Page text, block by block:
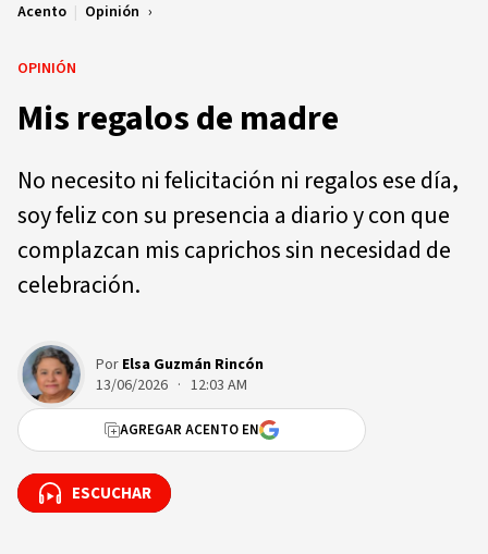
Acento | Opinión
OPINIÓN
Mis regalos de madre
No necesito ni felicitación ni regalos ese día,
soy feliz con su presencia a diario y con que
complazcan mis caprichos sin necesidad de
celebración.
Por Elsa Guzmán Rincón
13/06/2026 · 12:03 AM
AGREGAR ACENTO EN
ESCUCHAR
ESCUCHAR